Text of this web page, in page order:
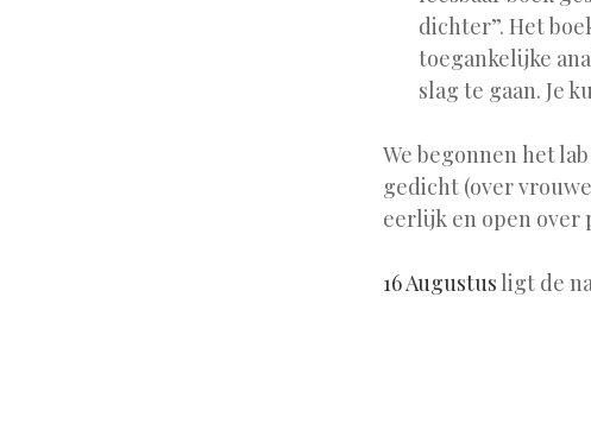
dichter”. Het
toegankelijke
slag te gaan. Je
We begonnen het
gedicht (over
eerlijk en open over
16 Augustus ligt de